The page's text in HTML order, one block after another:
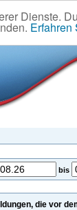
Dienste.
Erfahren
bis
die vor